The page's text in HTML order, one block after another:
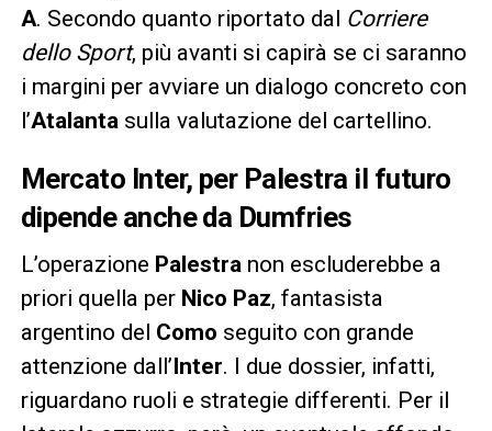
A. Secondo quanto riportato dal Corriere
dello Sport, più avanti si capirà se ci saranno
i margini per avviare un dialogo concreto con
l’Atalanta sulla valutazione del cartellino.
Mercato Inter, per Palestra il futuro
dipende anche da Dumfries
L’operazione Palestra non escluderebbe a
priori quella per Nico Paz, fantasista
argentino del Como seguito con grande
attenzione dall’Inter. I due dossier, infatti,
riguardano ruoli e strategie differenti. Per il